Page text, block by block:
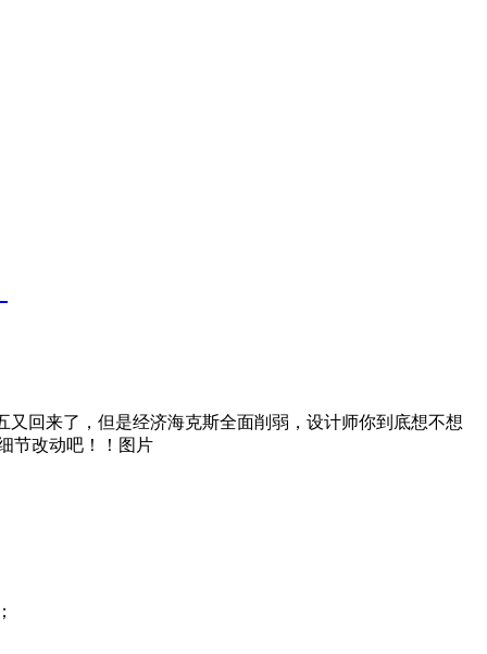
又回来了，但是经济海克斯全面削弱，设计师你到底想不想
节改动吧！！图片